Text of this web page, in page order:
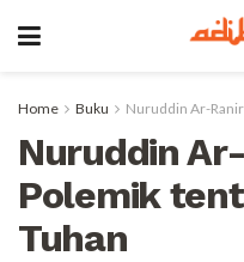
Home Buku Nuruddin Ar-
Nuruddin
Polemik
Tuhan